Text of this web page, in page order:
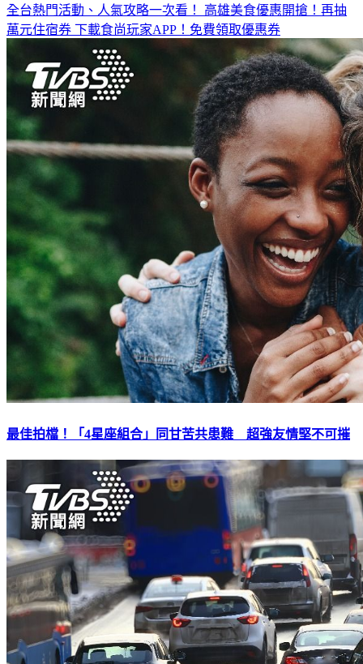
全台熱門活動、人氣攻略一次看！ 高雄美食優惠開搶！再抽
萬元住宿券 下載食尚玩家APP！免費領取優惠券
最佳拍檔！「4星座組合」同甘苦共患難 超強友情堅不可摧